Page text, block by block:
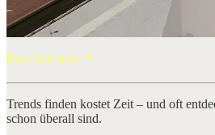
Read full story
Trends finden kostet Zeit – und oft
schon überall sind.